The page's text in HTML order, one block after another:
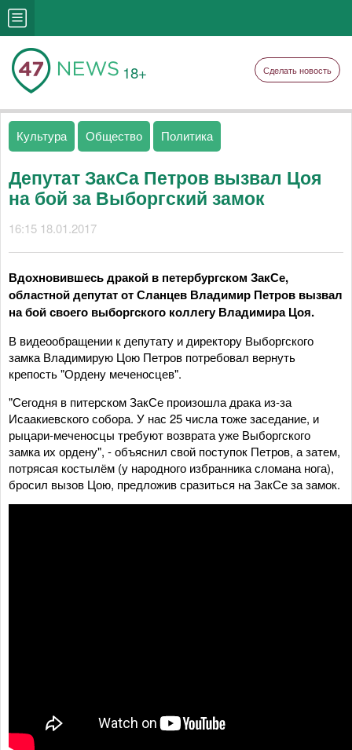
18+ Сделать новость
Культура Общество Политика
Депутат ЗакСа Петров вызвал Цоя
на бой за Выборгский замок
16:15 18.01.2017
Вдохновившесь дракой в петербургском ЗакСе,
областной депутат от Сланцев Владимир Петров вызвал
на бой своего выборгского коллегу Владимира Цоя.
В видеообращении к депутату и директору Выборгского
замка Владимирую Цою Петров потребовал вернуть
крепость "Ордену меченосцев".
"Сегодня в питерском ЗакСе произошла драка из-за
Исаакиевского собора. У нас 25 числа тоже заседание, и
рыцари-меченосцы требуют возврата уже Выборгского
замка их ордену", - объяснил свой поступок Петров, а затем,
потрясая костылём (у народного избранника сломана нога),
бросил вызов Цою, предложив сразиться на ЗакСе за замок.